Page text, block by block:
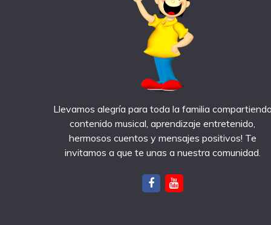
Llevamos alegría para toda la familia
contenido musical, aprendizaje entretenido,
hermosos cuentos y mensajes positivos! Te
invitamos a que te unas a nuestra comunidad.